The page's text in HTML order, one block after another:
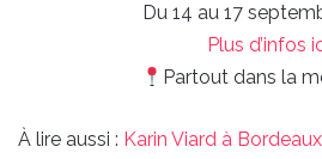
Du 14 au 17
Plus d’infos
Partout dans la
À lire aussi : Karin Viard à